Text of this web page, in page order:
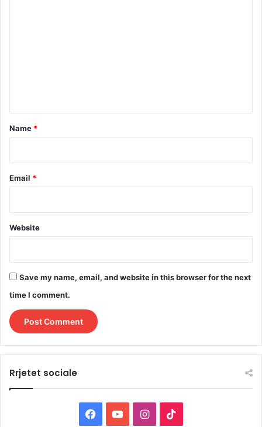
*
Name *
Email *
Website
Save my name, email, and website in this browser for the next
time I comment.
Rrjetet sociale
I